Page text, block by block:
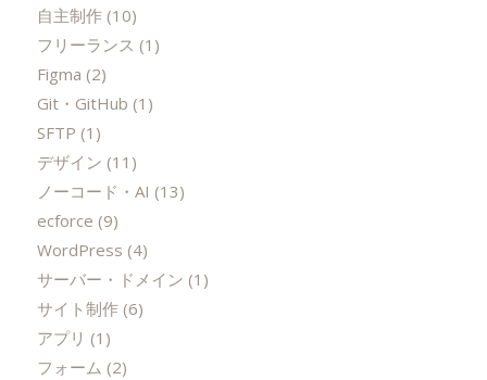
自主制作(10)
フリーランス (1)
Figma (2)
Git・GitHub (1)
SFTP (1)
デザイン (11)
ノーコード・AI (13)
ecforce (9)
WordPress (4)
サーバー・ドメイン (1)
サイト制作(6)
アプリ (1)
フォーム (2)